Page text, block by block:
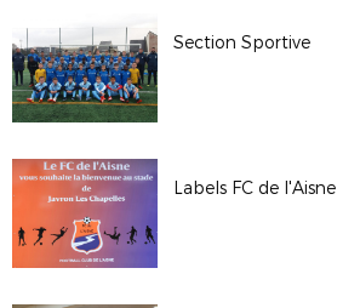
Section Sportive
Labels FC de l'Aisne